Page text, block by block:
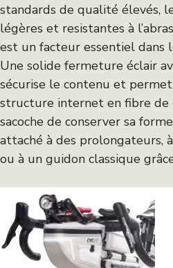
standards de qualité élevés,
légères et resistantes à
est un facteur essentiel dans
Une solide fermeture éclair
sécurise le contenu et permet
structure internet en fibre de
sacoche de conserver sa
attaché à des prolongateurs,
ou à un guidon classique